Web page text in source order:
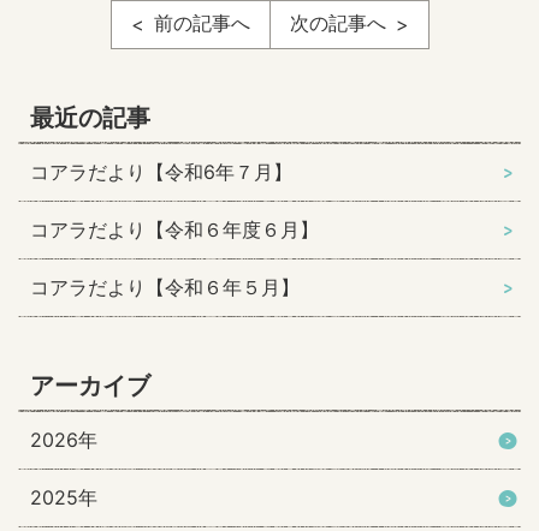
前の記事へ 次の記事へ
最近の記事
コアラだより【令和6年７月】
コアラだより【令和６年度６月】
コアラだより【令和６年５月】
アーカイブ
2026年
2025年